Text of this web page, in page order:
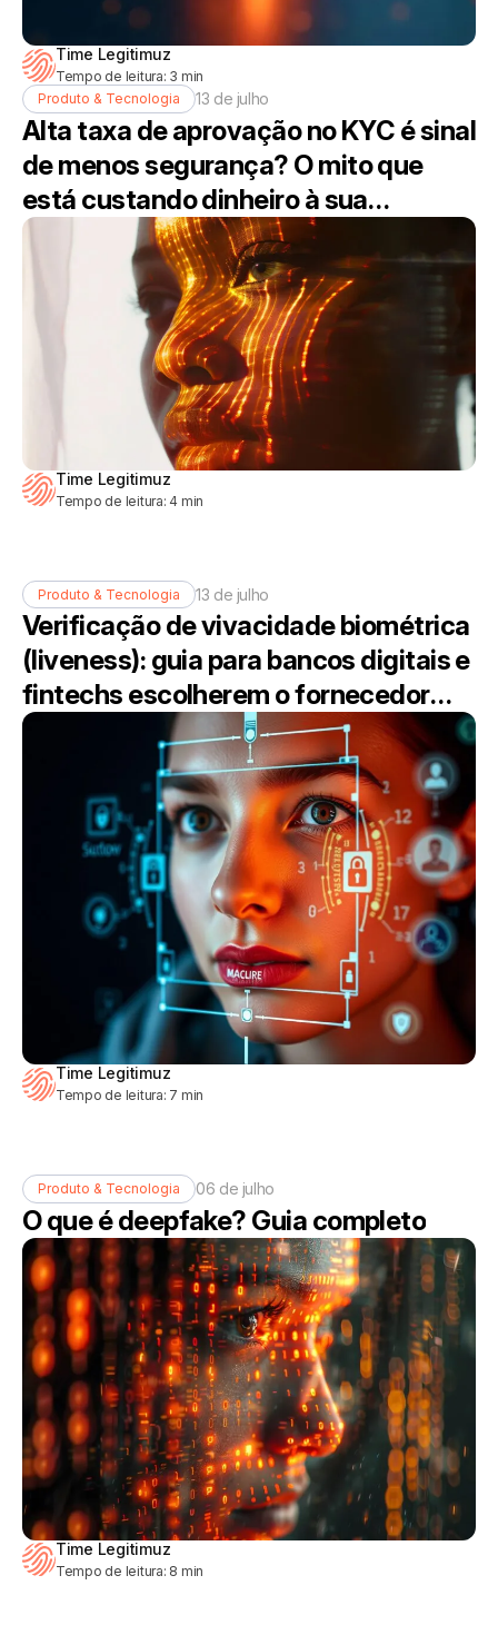
Time Legitimuz
Tempo de leitura: 3 min
Produto & Tecnologia
13 de julho
Alta taxa de aprovação no KYC é sinal
de menos segurança? O mito que
está custando dinheiro à sua
operação
Time Legitimuz
Tempo de leitura: 4 min
Produto & Tecnologia 13 de julho
Verificação de vivacidade biométrica
(liveness): guia para bancos digitais e
fintechs escolherem o fornecedor
certo
Time Legitimuz
Tempo de leitura: 7 min
Produto & Tecnologia 06 de julho
O que é deepfake? Guia completo
Time Legitimuz
Tempo de leitura: 8 min